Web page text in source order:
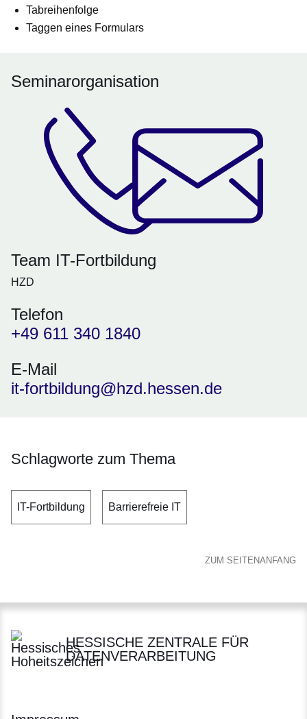
Tabreihenfolge
Taggen eines Formulars
Seminarorganisation
Team IT-Fortbildung
HZD
Telefon
+49 611 340 1840
E-Mail
it-fortbildung@hzd.hessen.de
Schlagworte zum Thema
IT-Fortbildung Barrierefreie IT
ZUM SEITENANFANG
HESSISCHE ZENTRALE FÜR
DATENVERARBEITUNG